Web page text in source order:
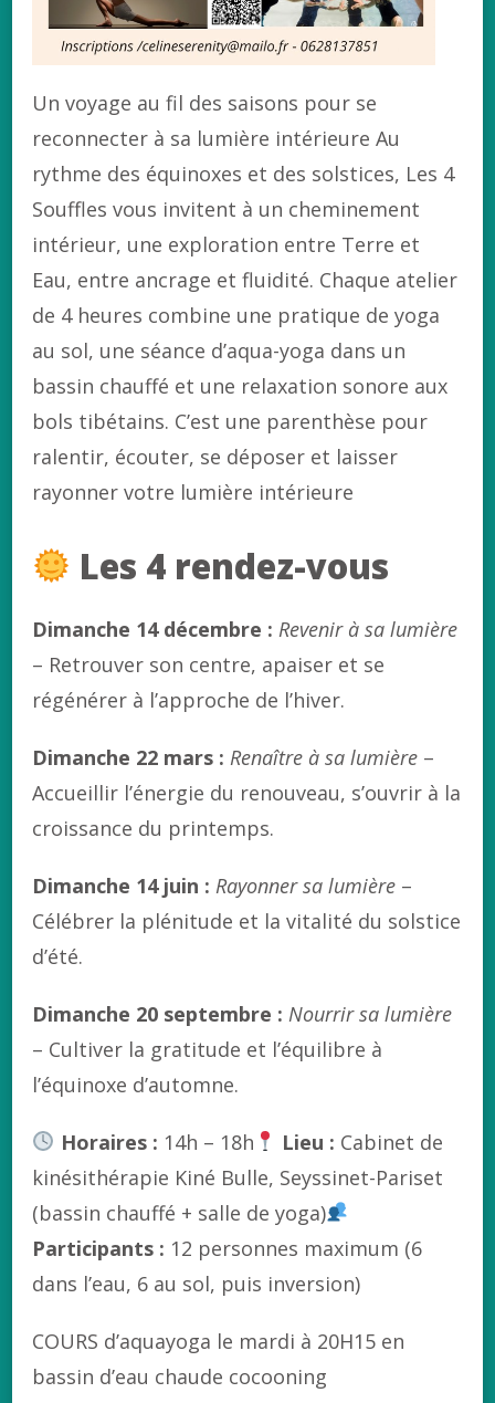
Un voyage au fil des saisons pour se
reconnecter à sa lumière intérieure Au
rythme des équinoxes et des solstices, Les 4
Souffles vous invitent à un cheminement
intérieur, une exploration entre Terre et
Eau, entre ancrage et fluidité. Chaque atelier
de 4 heures combine une pratique de yoga
au sol, une séance d’aqua-yoga dans un
bassin chauffé et une relaxation sonore aux
bols tibétains. C’est une parenthèse pour
ralentir, écouter, se déposer et laisser
rayonner votre lumière intérieure
Les 4 rendez-vous
Dimanche 14 décembre : Revenir à sa lumière
– Retrouver son centre, apaiser et se
régénérer à l’approche de l’hiver.
Dimanche 22 mars : Renaître à sa lumière –
Accueillir l’énergie du renouveau, s’ouvrir à la
croissance du printemps.
Dimanche 14 juin : Rayonner sa lumière –
Célébrer la plénitude et la vitalité du solstice
d’été.
Dimanche 20 septembre : Nourrir sa lumière
– Cultiver la gratitude et l’équilibre à
l’équinoxe d’automne.
Horaires : 14h – 18h Lieu : Cabinet de
kinésithérapie Kiné Bulle, Seyssinet-Pariset
(bassin chauffé + salle de yoga)
Participants : 12 personnes maximum (6
dans l’eau, 6 au sol, puis inversion)
COURS d’aquayoga le mardi à 20H15 en
bassin d’eau chaude cocooning